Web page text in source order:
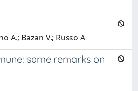
A.; Bazan V.; Russo A.
some remarks on